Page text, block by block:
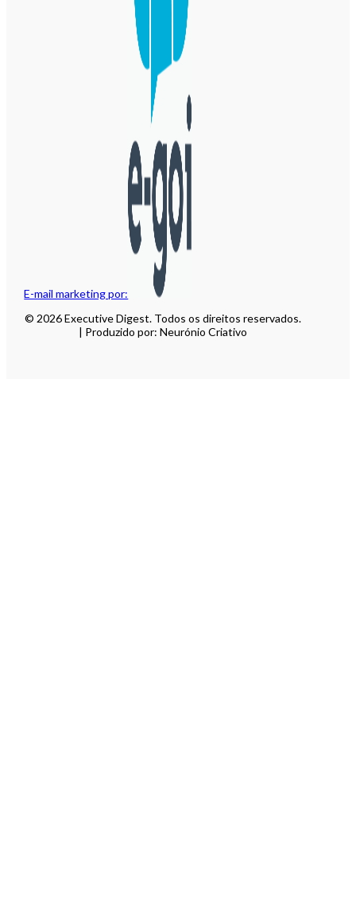
E-mail marketing por:
© 2026 Executive Digest. Todos os direitos reservados.
| Produzido por: Neurónio Criativo